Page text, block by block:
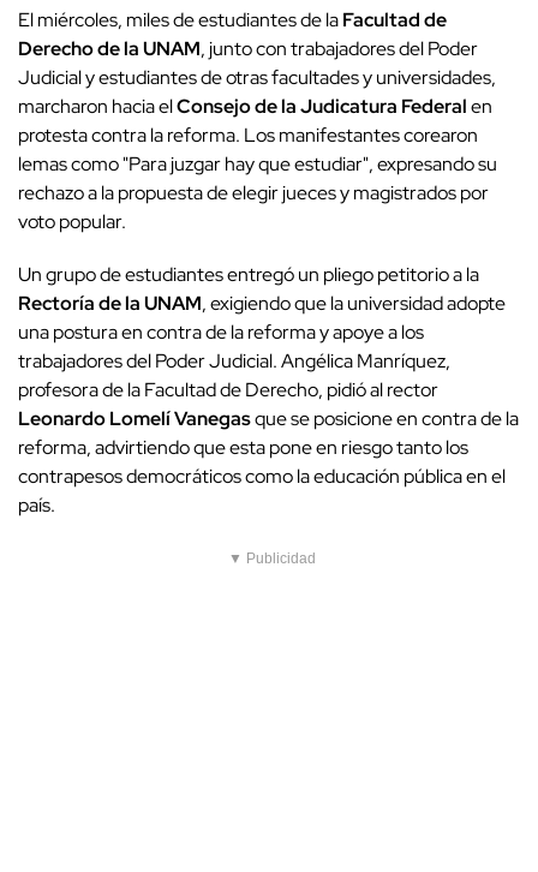
El miércoles, miles de estudiantes de laFacultad de
Derecho de la UNAM, junto con trabajadores del Poder
Judicial y estudiantes de otras facultades y universidades,
marcharon hacia elConsejo de la Judicatura Federalen
protesta contra la reforma. Los manifestantes corearon
lemas como "Para juzgar hay que estudiar", expresando su
rechazo a la propuesta de elegir jueces y magistrados por
voto popular.
Un grupo de estudiantes entregó un pliego petitorio a la
Rectoría de la UNAM, exigiendo que la universidad adopte
una postura en contra de la reforma y apoye a los
trabajadores del Poder Judicial. Angélica Manríquez,
profesora de la Facultad de Derecho, pidió al rector
Leonardo Lomelí Vanegasque se posicione en contra de la
reforma, advirtiendo que esta pone en riesgo tanto los
contrapesos democráticos como la educación pública en el
país.
▼ Publicidad